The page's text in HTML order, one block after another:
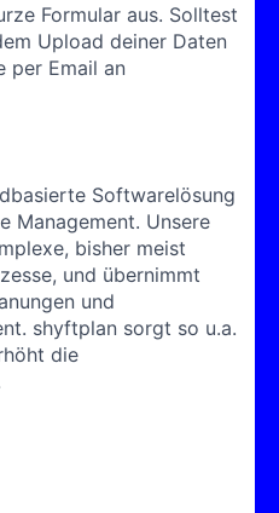
Formular aus. Solltest
Upload deiner Daten
per Email an
Softwarelösung
Management. Unsere
bisher meist
und übernimmt
und
shyftplan sorgt so u.a.
die